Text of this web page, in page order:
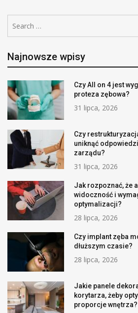
for:
Najnowsze wpisy
Czy All on 4 jest
proteza zębowa?
31 lipca, 2026
Czy
uniknąć
zarządu?
31 lipca, 2026
Jak rozpoznać, że
widoczność i
optymalizacji?
28 lipca, 2026
Czy implant zęba
dłuższym czasie?
28 lipca, 2026
Jakie panele
korytarza, żeby
proporcje wnętrza?